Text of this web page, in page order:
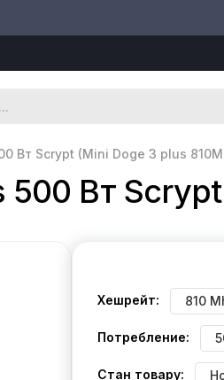
Вт Scrypt (Mini Doge 3 plus
Вт
Хешрейт: 810
Потребление:
Стан товару: